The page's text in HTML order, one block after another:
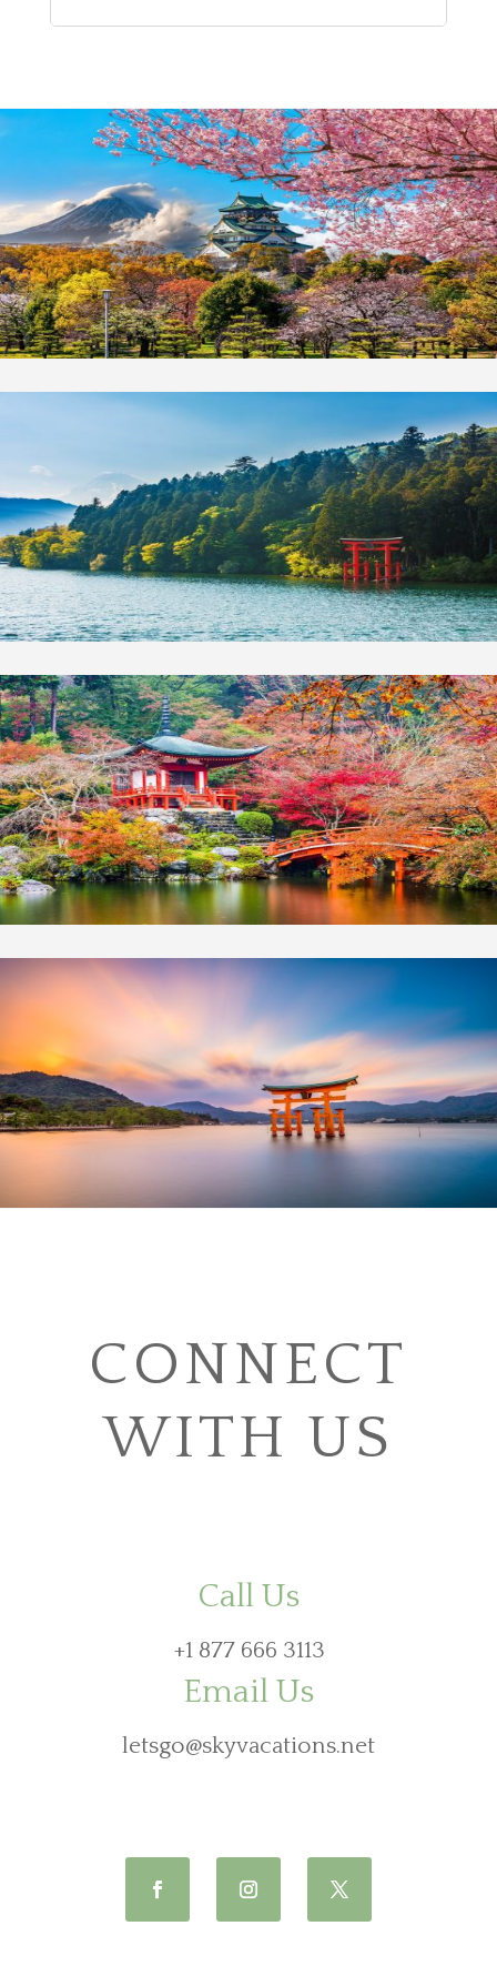
CONNECT
WITH US
Call Us
+1 877 666 3113
Email Us
letsgo@skyvacations.net